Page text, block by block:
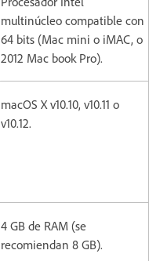
multinúcleo compatible con
64 bits (Mac mini o iMAC, o
2012 Mac book Pro).
macOS X v10.10, v10.11 o
v10.12.
4 GB de RAM (se
recomiendan 8 GB).